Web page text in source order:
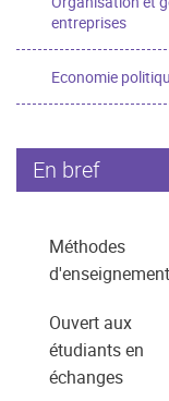
entreprises
Economie
En bref
Méthodes
d'enseignement
Ouvert aux
étudiants en
échanges